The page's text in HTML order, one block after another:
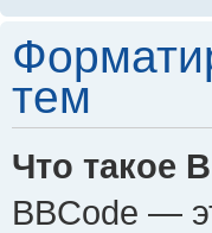
тем
Что такое
BBCode —